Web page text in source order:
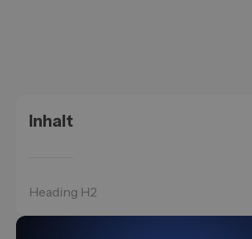
Inhalt
Heading H2